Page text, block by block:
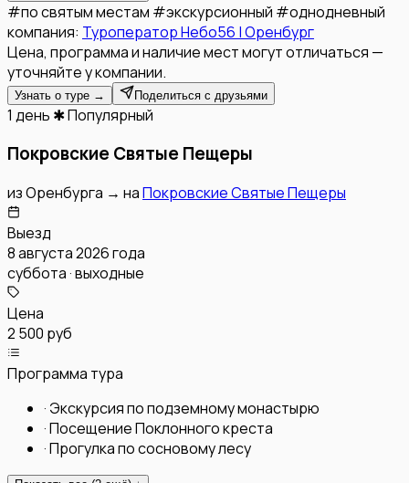
#по святым местам #экскурсионный #однодневный
компания: Туроператор Небо56 | Оренбург
Цена, программа и наличие мест могут отличаться —
уточняйте у компании.
Узнать о туре → Поделиться с друзьями
1 день ✱ Популярный
Покровские Святые Пещеры
изОренбурга → наПокровские Святые Пещеры
Выезд
8 августа 2026 года
суббота · выходные
Цена
2 500 руб
Программа тура
· Экскурсия по подземному монастырю
·Посещение Поклонного креста
·Прогулка по сосновому лесу